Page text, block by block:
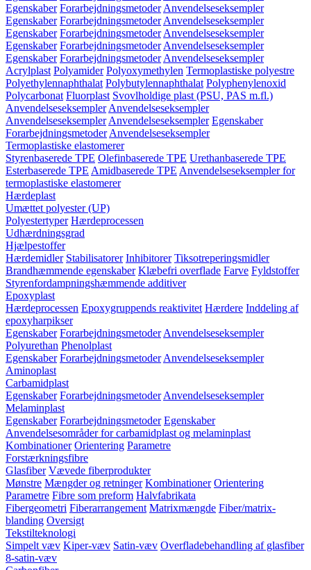
Egenskaber Forarbejdningsmetoder Anvendelseseksempler
Egenskaber Forarbejdningsmetoder Anvendelseseksempler
Egenskaber Forarbejdningsmetoder Anvendelseseksempler
Egenskaber Forarbejdningsmetoder Anvendelseseksempler
Egenskaber Forarbejdningsmetoder Anvendelseseksempler
Acrylplast Polyamider Polyoxymethylen Termoplastiske polyestre
Polyethylennaphthalat Polybutylennaphthalat Polyphenylenoxid
Polycarbonat Fluorplast Svovlholdige plast (PSU, PAS m.fl.)
Anvendelseseksempler Anvendelseseksempler
Anvendelseseksempler Anvendelseseksempler Egenskaber
Forarbejdningsmetoder Anvendelseseksempler
Termoplastiske elastomerer
Styrenbaserede TPE Olefinbaserede TPE Urethanbaserede TPE
Esterbaserede TPE Amidbaserede TPE Anvendelseseksempler for
termoplastiske elastomerer
Hærdeplast
Umættet polyester (UP)
Polyestertyper Hærdeprocessen
Udhærdningsgrad
Hjælpestoffer
Hærdemidler Stabilisatorer Inhibitorer Tiksotreperingsmidler
Brandhæmmende egenskaber Klæbefri overflade Farve Fyldstoffer
Styrenfordampningshæmmende additiver
Epoxyplast
Hærdeprocessen Epoxygruppends reaktivitet Hærdere Inddeling af
epoxyharpikser
Egenskaber Forarbejdningsmetoder Anvendelseseksempler
Polyurethan Phenolplast
Egenskaber Forarbejdningsmetoder Anvendelseseksempler
Aminoplast
Carbamidplast
Egenskaber Forarbejdningsmetoder Anvendelseseksempler
Melaminplast
Egenskaber Forarbejdningsmetoder Egenskaber
Anvendelsesområder for carbamidplast og melaminplast
Kombinationer Orientering Parametre
Forstærkningsfibre
Glasfiber Vævede fiberprodukter
Mønstre Mængder og retninger Kombinationer Orientering
Parametre Fibre som preform Halvfabrikata
Fibergeometri Fiberarrangement Matrixmængde Fiber/matrix-
blanding Oversigt
Tekstilteknologi
Simpelt væv Kiper-væv Satin-væv Overfladebehandling af glasfiber
8-satin-væv